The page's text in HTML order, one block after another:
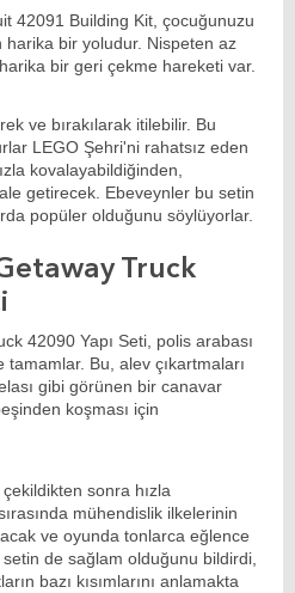
42091 Building Kit, çocuğunuzu
harika bir yoludur. Nispeten az
bir geri çekme hareketi var.
ve bırakılarak itilebilir. Bu
LEGO Şehri'ni rahatsız eden
kovalayabildiğinden,
getirecek. Ebeveynler bu setin
popüler olduğunu söylüyorlar.
Truck
42090 Yapı Seti, polis arabası
Bu, alev çıkartmaları
gibi görünen bir canavar
koşması için
sonra hızla
mühendislik ilkelerinin
ve oyunda tonlarca eğlence
de sağlam olduğunu bildirdi,
bazı kısımlarını anlamakta